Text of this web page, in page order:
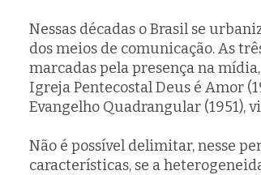
Nessas décadas o Brasil se
dos meios de comunicação. As
marcadas pela presença na
Igreja Pentecostal Deus é Amor
Evangelho Quadrangular (1951),
Não é possível delimitar, nesse
características, se a